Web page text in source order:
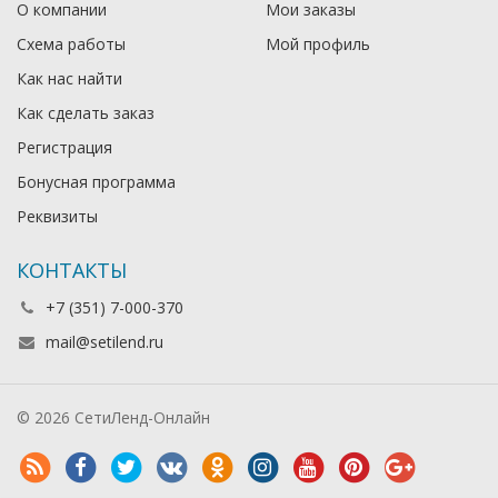
О компании
Схема работы
Как нас найти
Как сделать заказ
Регистрация
Бонусная программа
Реквизиты
Мои заказы
Мой профиль
КОНТАКТЫ
+7 (351) 7-000-370
mail@setilend.ru
© 2026 СетиЛенд-Онлайн